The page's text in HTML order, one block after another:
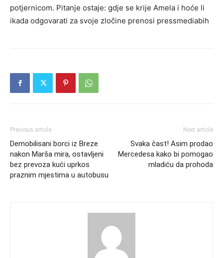
potjernicom. Pitanje ostaje: gdje se krije Amela i hoće li
ikada odgovarati za svoje zločine prenosi pressmediabih
Previous article
Demobilisani borci iz Breze
nakon Marša mira, ostavljeni
bez prevoza kući uprkos
praznim mjestima u autobusu
Next article
Svaka čast! Asim prodao
Mercedesa kako bi pomogao
mladiću da prohoda